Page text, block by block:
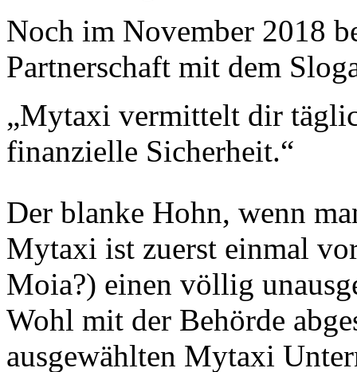
Noch im November 2018
Partnerschaft mit dem
„Mytaxi vermittelt dir
finanzielle Sicherheit.“
Der blanke Hohn, wenn
Mytaxi ist zuerst einmal
Moia?) einen völlig
Wohl mit der Behörde
ausgewählten Mytaxi